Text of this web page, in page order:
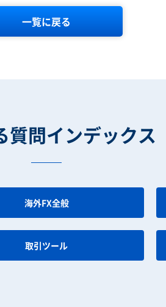
一覧に戻る
質問インデックス
海外FX全般
取引ツール